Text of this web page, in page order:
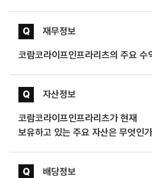
Q 재무정보
코람코라이프인프라리츠의 주요 수
Q 자산정보
코람코라이프인프라리츠가 현재
보유하고 있는 주요 자산은 무엇인
Q 배당정보